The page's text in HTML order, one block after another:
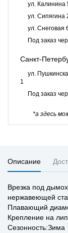
ул. Калинина
ул. Сипягина
ул. Снеговая
Под заказ
Санкт-
ул.
1
Под заказ
*а здесь
Описание
Врезка под
нержавеющей
Плавающий
Крепление на
Сезонность:Зима